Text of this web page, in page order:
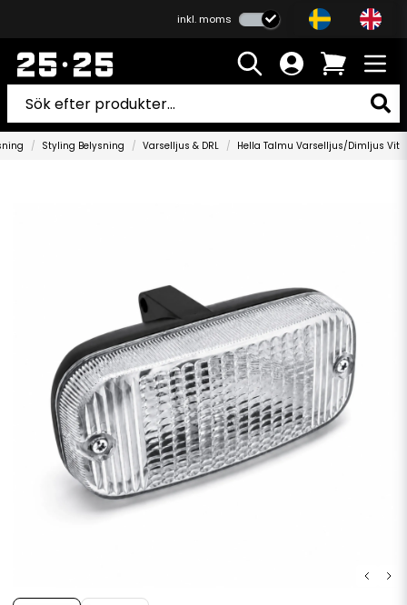
inkl. moms
Styling Belysning Varselljus & DRL Hella Talmu Varselljus/Dimljus Vit